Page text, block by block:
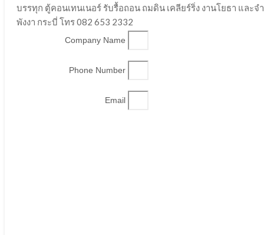
บรรทุก ตู้คอนเทนเนอร์ รับรื้อถอน ถมดิน เคลียร์ริ่ง งานโยธา และ
พังงา กระบี่ โทร 082 653 2332
Company Name
Phone Number
Email